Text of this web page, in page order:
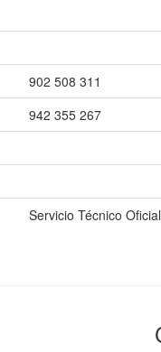
902 508 311
942 355 267
Servicio Técnico